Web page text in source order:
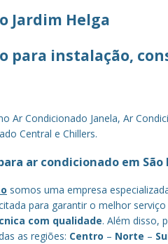
Jardim Helga
para instalação,
Ar Condicionado Janela, Ar
Central e Chillers.
ar condicionado em São
somos uma empresa
para garantir o melhor
com qualidade. Além disso,
as regiões: Centro – Norte –